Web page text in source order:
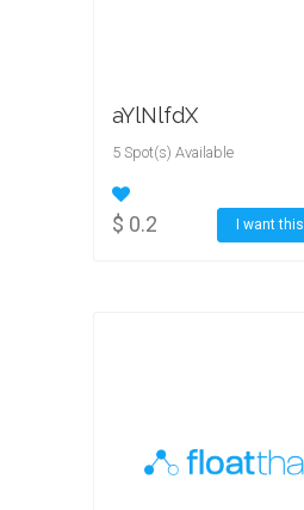
aYlNlfdX
5 Spot(s) Available
$ 0.2 I want this